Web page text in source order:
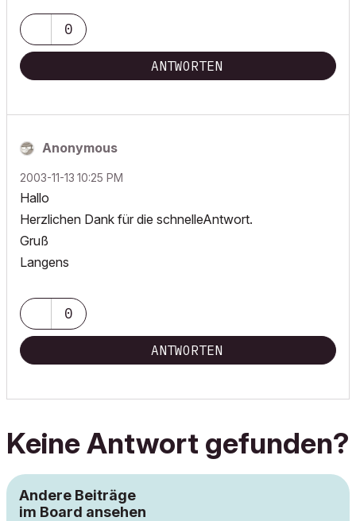
0
ANTWORTEN
Anonymous
‎2003-11-13 10:25 PM
Hallo
Herzlichen Dank für die schnelleAntwort.
Gruß
Langens
0
ANTWORTEN
Keine Antwort gefunden?
Andere Beiträge
im Board ansehen